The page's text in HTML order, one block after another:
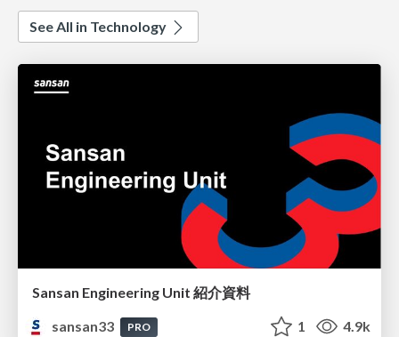
See All in Technology
Sansan Engineering Unit 紹介資料
sansan33
PRO 1 4.9k